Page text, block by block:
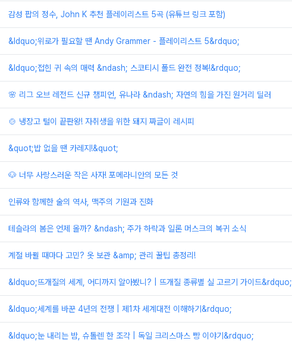
감성 팝의 정수, John K 추천 플레이리스트 5곡 (유튜브 링크 포함)
&ldquo;위로가 필요할 땐 Andy Grammer - 플레이리스트 5&rdquo;
&ldquo;접힌 귀 속의 매력 &ndash; 스코티시 폴드 완전 정복!&rdquo;
🌸 리그 오브 레전드 신규 챔피언, 유나라 &ndash; 자연의 힘을 가진 원거리 딜러
🍲 냉장고 털이 끝판왕! 자취생을 위한 돼지 짜글이 레시피
&quot;밥 없을 땐 카레지!&quot;
🐶 너무 사랑스러운 작은 사자! 포메라니안의 모든 것
인류와 함께한 술의 역사, 맥주의 기원과 진화
테슬라의 봄은 언제 올까? &ndash; 주가 하락과 일론 머스크의 복귀 소식
계절 바뀔 때마다 고민? 옷 보관 &amp; 관리 꿀팁 총정리!
&ldquo;뜨개질의 세계, 어디까지 알아봤니? | 뜨개질 종류별 실 고르기 가이드&rdquo;
&ldquo;세계를 바꾼 4년의 전쟁 | 제1차 세계대전 이해하기&rdquo;
&ldquo;눈 내리는 밤, 슈톨렌 한 조각 | 독일 크리스마스 빵 이야기&rdquo;